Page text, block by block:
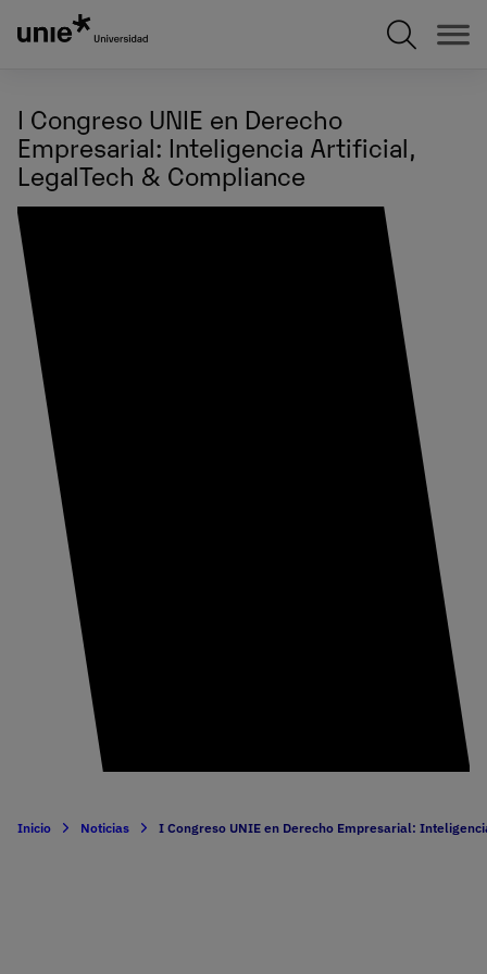
I Congreso UNIE en Derecho
Empresarial: Inteligencia Artificial,
LegalTech & Compliance
Inicio Noticias I Congreso UNIE en Derecho Empresarial: